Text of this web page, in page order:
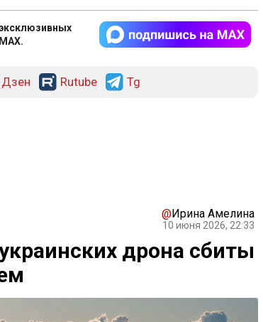
Дзен Rutube Tg
@Ирина Амелина
10 июня 2026, 22:33
дрона сбиты